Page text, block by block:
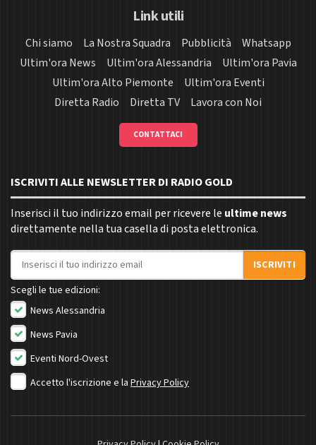
Link utili
Chi siamo La Nostra Squadra Pubblicità
Whatsapp
Ultim'ora News
Ultim'ora Alessandria
Ultim'ora Pavia
Ultim'ora Alto Piemonte
Ultim'ora Eventi
Diretta Radio
Diretta TV Lavora con Noi
CONTATTACI
ISCRIVITI ALLE NEWSLETTER DI RADIO GOLD
Inserisci il tuo indirizzo email per ricevere le ultime news
direttamente nella tua casella di posta elettronica.
Indirizzo email
ISCRIVITI
Scegli le tue edizioni:
News Alessandria
News Pavia
Eventi Nord-Ovest
Accetto l'iscrizione e la Privacy Policy